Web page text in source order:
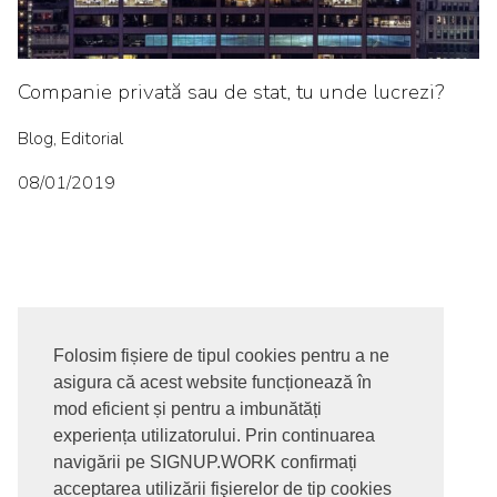
Folosim fișiere de tipul cookies pentru a ne
asigura că acest website funcționează în
mod eficient și pentru a imbunătăți
experiența utilizatorului. Prin continuarea
navigării pe SIGNUP.WORK confirmați
acceptarea utilizării fişierelor de tip cookies
Companie privată sau de stat, tu unde lucrezi?
Blog, Editorial
08/01/2019
© 2017-2026. Toate drepturile rezervate
SIGNUPDOTWORK SRLTermeni si conditii | Politica de
confidentialitate | Politica de livrare si anulare comanda |
Politica GDPR